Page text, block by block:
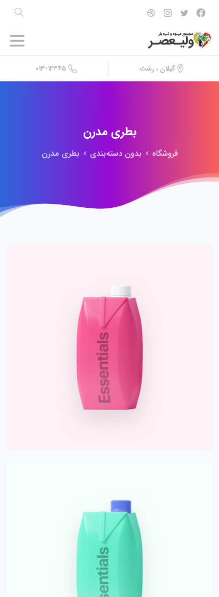
گیلان ، رشت ۰۱۳-۱۲۳۴۵
بطری مدرن
فروشگاه بدون دسته‌بندی بطری مدرن